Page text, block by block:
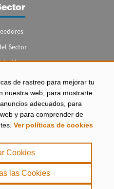
de rastreo para mejorar tu
nuestra web, para mostrarte
adecuados, para
y para comprender de
Ver políticas de cookies
Cookies
las Cookies
Sector
legal
|
Privacidad
|